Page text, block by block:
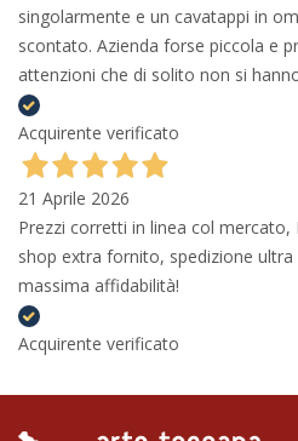
singolarmente e un cavatappi in
scontato. Azienda forse piccola e
attenzioni che di solito non si
Acquirente verificato
21 Aprile 2026
Prezzi corretti in linea col mercato,
shop extra fornito, spedizione ultra
massima affidabilità!
Acquirente verificato